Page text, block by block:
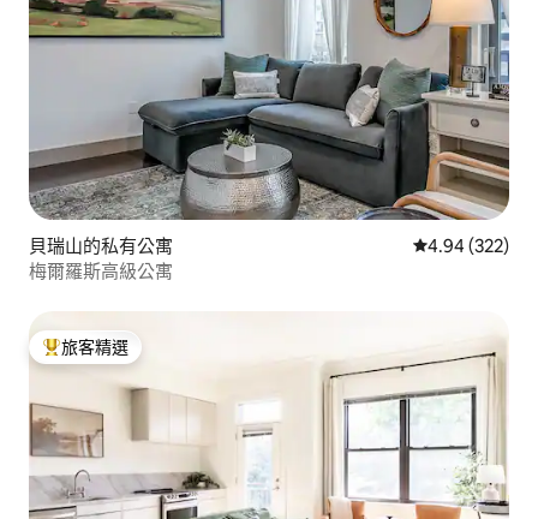
貝瑞山的私有公寓 從 322 則評價
4.94 (322)
梅爾羅斯高級公寓
旅客精選榜首
旅客精選